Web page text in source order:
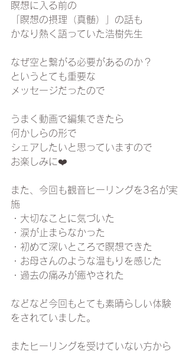
瞑想に入る前の
「瞑想の摂理（真髄）」の話も
かなり熱く語っていた浩樹先生
なぜ空と繋がる必要があるのか？
というとても重要な
メッセージだったので
うまく動画で編集できたら
何かしらの形で
シェアしたいと思っていますので
お楽しみに❤️
また、今回も観音ヒーリングを3名が実
施
・大切なことに気づいた
・涙が止まらなかった
・初めて深いところで瞑想できた
・お母さんのような温もりを感じた
・過去の痛みが癒やされた
などなど今回もとても素晴らしい体験
をされていました。
またヒーリングを受けていない方から